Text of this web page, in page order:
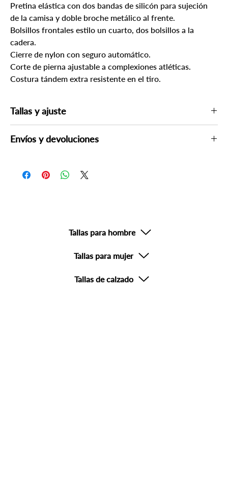
Pretina elástica con dos bandas de silicón para sujeción
de la camisa y doble broche metálico al frente.
Bolsillos frontales estilo un cuarto, dos bolsillos a la
cadera.
Cierre de nylon con seguro automático.
Corte de pierna ajustable a complexiones atléticas.
Costura tándem extra resistente en el tiro.
Tallas y ajuste
Envíos y devoluciones
compra el mismo día o al siguiente día hábil.
Devoluciones no aplicables en productos con descuento o
Tallas para hombre
Tallas de calzado
Tallas para mujer